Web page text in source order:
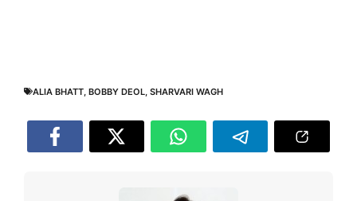
ALIA BHATT BOBBY DEOL SHARVARI WAGH